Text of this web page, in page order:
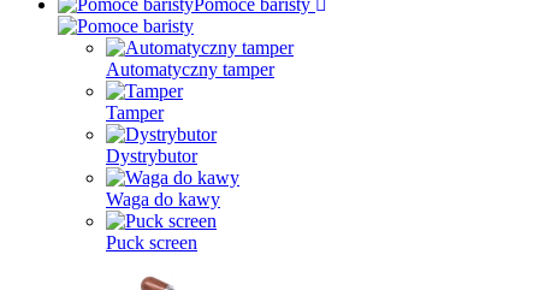
Pomoce baristy
Automatyczny tamper
Tamper
Dystrybutor
Waga do kawy
Puck screen